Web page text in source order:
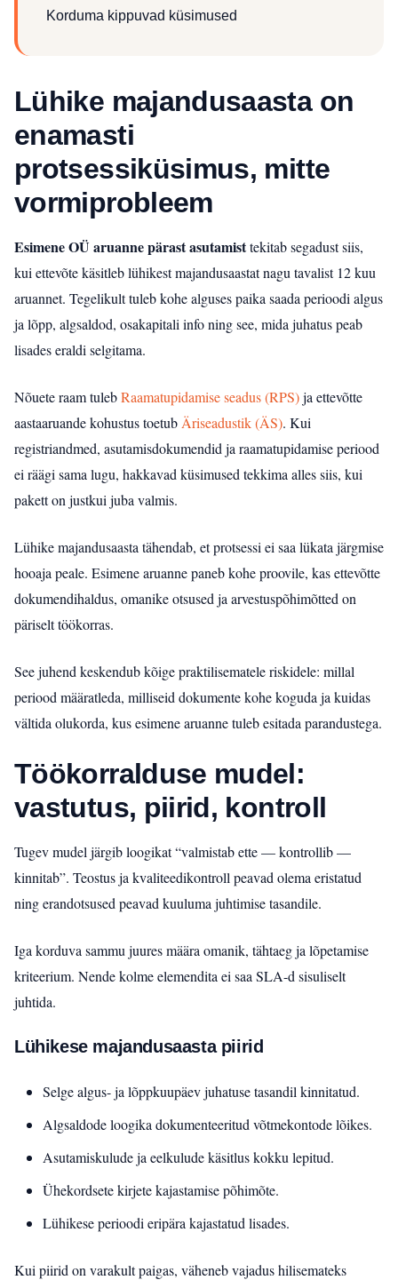
Korduma kippuvad küsimused
Lühike majandusaasta on
enamasti
protsessiküsimus, mitte
vormiprobleem
Esimene OÜ aruanne pärast asutamisttekitab segadust siis,
kui ettevõte käsitleb lühikest majandusaastat nagu tavalist 12 kuu
aruannet. Tegelikult tuleb kohe alguses paika saada perioodi algus
ja lõpp, algsaldod, osakapitali info ning see, mida juhatus peab
lisades eraldi selgitama.
Nõuete raam tulebRaamatupidamise seadus (RPS)ja ettevõtte
aastaaruande kohustus toetub Äriseadustik (ÄS). Kui
registriandmed, asutamisdokumendid ja raamatupidamise periood
ei räägi sama lugu, hakkavad küsimused tekkima alles siis, kui
pakett on justkui juba valmis.
Lühike majandusaasta tähendab, et protsessi ei saa lükata järgmise
hooaja peale. Esimene aruanne paneb kohe proovile, kas ettevõtte
dokumendihaldus, omanike otsused ja arvestuspõhimõtted on
päriselt töökorras.
See juhend keskendub kõige praktilisematele riskidele: millal
periood määratleda, milliseid dokumente kohe koguda ja kuidas
vältida olukorda, kus esimene aruanne tuleb esitada parandustega.
Töökorralduse mudel:
vastutus, piirid, kontroll
Tugev mudel järgib loogikat “valmistab ette — kontrollib —
kinnitab”. Teostus ja kvaliteedikontroll peavad olema eristatud
ning erandotsused peavad kuuluma juhtimise tasandile.
Iga korduva sammu juures määra omanik, tähtaeg ja lõpetamise
kriteerium. Nende kolme elemendita ei saa SLA-d sisuliselt
juhtida.
Lühikese majandusaasta piirid
Selge algus- ja lõppkuupäev juhatuse tasandil kinnitatud.
Algsaldode loogika dokumenteeritud võtmekontode lõikes.
Asutamiskulude ja eelkulude käsitlus kokku lepitud.
Ühekordsete kirjete kajastamise põhimõte.
Lühikese perioodi eripära kajastatud lisades.
Kui piirid on varakult paigas, väheneb vajadus hilisemateks